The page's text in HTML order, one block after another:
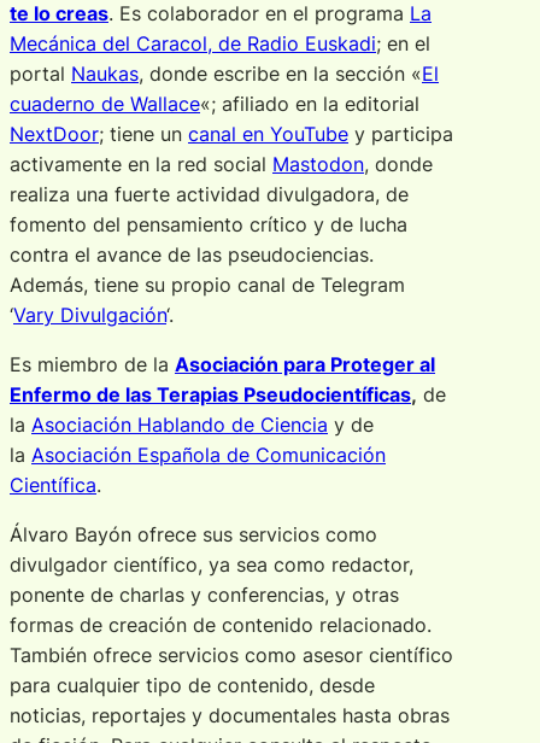
te lo creas. Es colaborador en el programa La
Mecánica del Caracol, de Radio Euskadi; en el
portal Naukas, donde escribe en la sección «El
cuaderno de Wallace«; afiliado en la editorial
NextDoor; tiene un canal en YouTube y participa
activamente en la red social Mastodon, donde
realiza una fuerte actividad divulgadora, de
fomento del pensamiento crítico y de lucha
contra el avance de las pseudociencias.
Además, tiene su propio canal de Telegram
‘Vary Divulgación‘.
Es miembro de la Asociación para Proteger al
Enfermo de las Terapias Pseudocientíficas, de
la Asociación Hablando de Ciencia y de
la Asociación Española de Comunicación
Científica.
Álvaro Bayón ofrece sus servicios como
divulgador científico, ya sea como redactor,
ponente de charlas y conferencias, y otras
formas de creación de contenido relacionado.
También ofrece servicios como asesor científico
para cualquier tipo de contenido, desde
noticias, reportajes y documentales hasta obras